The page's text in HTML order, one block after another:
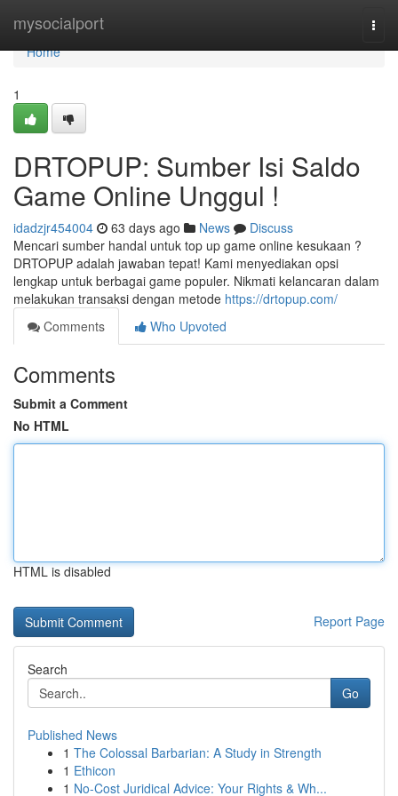
mysocialport
Home
Home
1
DRTOPUP: Sumber Isi Saldo
Game Online Unggul !
idadzjr454004 63 days ago News
Discuss
Mencari sumber handal untuk top up game online kesukaan ?
DRTOPUP adalah jawaban tepat! Kami menyediakan opsi
lengkap untuk berbagai game populer. Nikmati kelancaran dalam
melakukan transaksi dengan metode https://drtopup.com/
Comments
Who Upvoted
Comments
Submit a Comment
No HTML
HTML is disabled
Report Page
Search
Go
Published News
1 The Colossal Barbarian: A Study in Strength
1 Ethicon
1 No-Cost Juridical Advice: Your Rights & Wh...